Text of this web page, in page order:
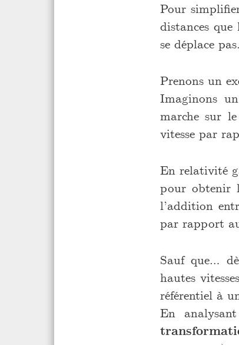
Pour
distances
se déplace
Prenons un
Imaginons
marche sur
vitesse par
En relativité
pour obtenir
l’addition
par rapport
Sauf que…
hautes
référentiel à
En